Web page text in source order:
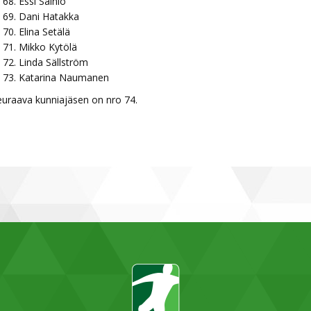
Dani Hatakka
Elina Setälä
Mikko Kytölä
Linda Sällström
Katarina Naumanen
kunniajäsen on nro 74.